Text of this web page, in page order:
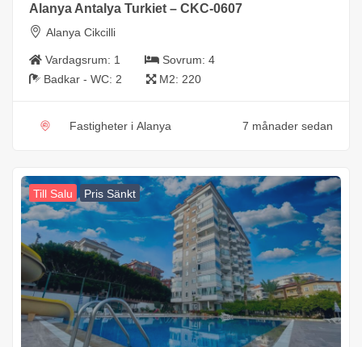
Alanya Antalya Turkiet – CKC-0607
Alanya Cikcilli
Vardagsrum: 1 Sovrum: 4
Badkar - WC: 2 M2: 220
Fastigheter i Alanya 7 månader sedan
Till Salu Pris Sänkt